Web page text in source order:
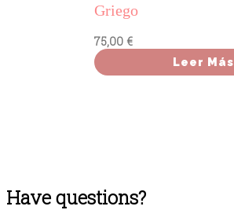
Griego
75,00 €
Leer Más
Have questions?